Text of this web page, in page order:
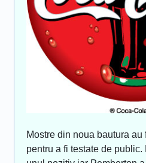
Mostre din noua bautura
pentru a fi testate de